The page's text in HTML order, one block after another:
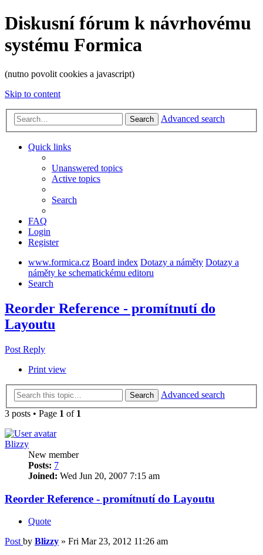
Diskusní fórum k návrhovému
systému Formica
(nutno povolit cookies a javascript)
Skip to content
Search Advanced search
Quick links
Unanswered topics
Active topics
Search
FAQ
Login
Register
www.formica.cz Board index Dotazy a náměty Dotazy a
náměty ke schematickému editoru
Search
Reorder Reference - promítnutí do
Layoutu
Post Reply
Print view
Search
Advanced search
3 posts • Page 1 of 1
Blizzy
New member
Posts: 7
Joined: Wed Jun 20, 2007 7:15 am
Reorder Reference - promítnutí do Layoutu
Quote
Post by Blizzy » Fri Mar 23, 2012 11:26 am